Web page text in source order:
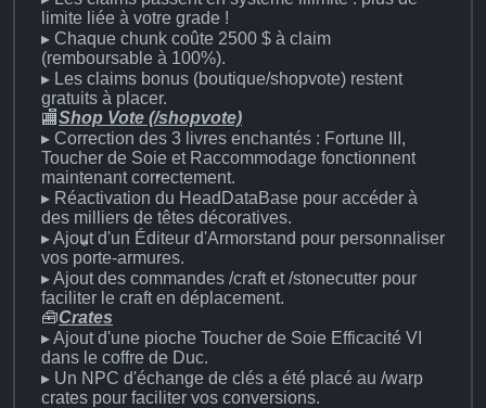
limite liée à votre grade !
▸ Chaque chunk coûte 2500 $ à claim
(remboursable à 100%).
▸ Les claims bonus (boutique/shopvote) restent
gratuits à placer.
🏬Shop Vote (/shopvote)
▸ Correction des 3 livres enchantés : Fortune III,
Toucher de Soie et Raccommodage fonctionnent
maintenant correctement.
▸ Réactivation du HeadDataBase pour accéder à
des milliers de têtes décoratives.
▸ Ajout d'un Éditeur d'Armorstand pour personnaliser
vos porte-armures.
▸ Ajout des commandes /craft et /stonecutter pour
faciliter le craft en déplacement.
🧰Crates
▸ Ajout d'une pioche Toucher de Soie Efficacité VI
dans le coffre de Duc.
▸ Un NPC d'échange de clés a été placé au /warp
crates pour faciliter vos conversions.